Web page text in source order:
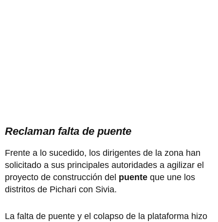
Reclaman falta de puente
Frente a lo sucedido, los dirigentes de la zona han
solicitado a sus principales autoridades a agilizar el
proyecto de construcción del puente que une los
distritos de Pichari con Sivia.
La falta de puente y el colapso de la plataforma hizo